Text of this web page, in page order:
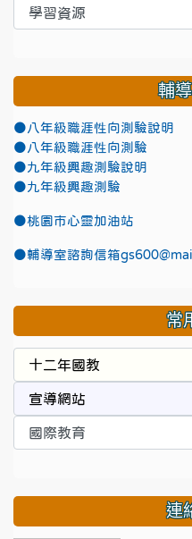
輔
●八年級職涯性向測驗說明
●八年級職涯性向測驗
●九年級興趣測驗說明
●九年級興趣測驗
●桃園市心靈加油站
●輔導室諮詢信箱
常
連